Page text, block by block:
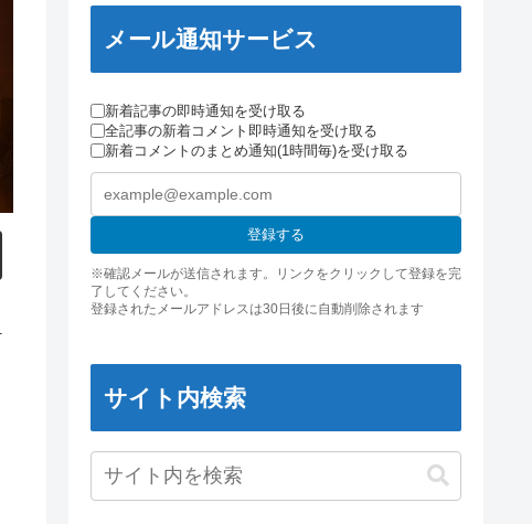
メール通知サービス
新着記事の即時通知を受け取る
全記事の新着コメント即時通知を受け取る
新着コメントのまとめ通知(1時間毎)を受け取る
登録する
※確認メールが送信されます。リンクをクリックして登録を完
了してください。
登録されたメールアドレスは30日後に自動削除されます
サイト内検索